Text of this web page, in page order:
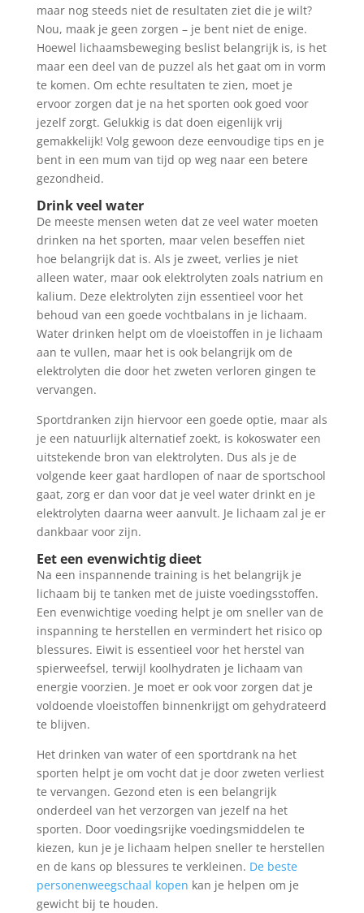
maar nog steeds niet de resultaten ziet die je wilt?
Nou, maak je geen zorgen – je bent niet de enige.
Hoewel lichaamsbeweging beslist belangrijk is, is het
maar een deel van de puzzel als het gaat om in vorm
te komen. Om echte resultaten te zien, moet je
ervoor zorgen dat je na het sporten ook goed voor
jezelf zorgt. Gelukkig is dat doen eigenlijk vrij
gemakkelijk! Volg gewoon deze eenvoudige tips en je
bent in een mum van tijd op weg naar een betere
gezondheid.
Drink veel water
De meeste mensen weten dat ze veel water moeten
drinken na het sporten, maar velen beseffen niet
hoe belangrijk dat is. Als je zweet, verlies je niet
alleen water, maar ook elektrolyten zoals natrium en
kalium. Deze elektrolyten zijn essentieel voor het
behoud van een goede vochtbalans in je lichaam.
Water drinken helpt om de vloeistoffen in je lichaam
aan te vullen, maar het is ook belangrijk om de
elektrolyten die door het zweten verloren gingen te
vervangen.
Sportdranken zijn hiervoor een goede optie, maar als
je een natuurlijk alternatief zoekt, is kokoswater een
uitstekende bron van elektrolyten. Dus als je de
volgende keer gaat hardlopen of naar de sportschool
gaat, zorg er dan voor dat je veel water drinkt en je
elektrolyten daarna weer aanvult. Je lichaam zal je er
dankbaar voor zijn.
Eet een evenwichtig dieet
Na een inspannende training is het belangrijk je
lichaam bij te tanken met de juiste voedingsstoffen.
Een evenwichtige voeding helpt je om sneller van de
inspanning te herstellen en vermindert het risico op
blessures. Eiwit is essentieel voor het herstel van
spierweefsel, terwijl koolhydraten je lichaam van
energie voorzien. Je moet er ook voor zorgen dat je
voldoende vloeistoffen binnenkrijgt om gehydrateerd
te blijven.
Het drinken van water of een sportdrank na het
sporten helpt je om vocht dat je door zweten verliest
te vervangen. Gezond eten is een belangrijk
onderdeel van het verzorgen van jezelf na het
sporten. Door voedingsrijke voedingsmiddelen te
kiezen, kun je je lichaam helpen sneller te herstellen
en de kans op blessures te verkleinen. De beste
personenweegschaal kopen kan je helpen om je
gewicht bij te houden.